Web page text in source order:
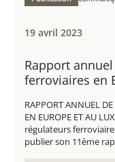
19 avril 2023
Rapport
ferroviaires en
RAPPORT ANNUEL
EN EUROPE ET AU
régulateurs
publier son 11ème